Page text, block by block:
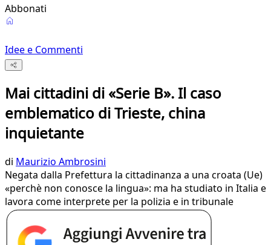
Abbonati
Idee e Commenti
Mai cittadini di «Serie B». Il caso
emblematico di Trieste, china
inquietante
di Maurizio Ambrosini
Negata dalla Prefettura la cittadinanza a una croata (Ue)
«perchè non conosce la lingua»: ma ha studiato in Italia e
lavora come interprete per la polizia e in tribunale